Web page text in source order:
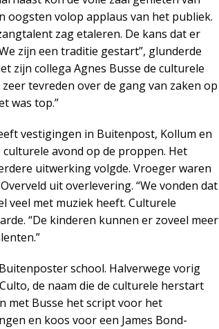
oogsten volop applaus van het publiek.
zag etaleren. De kans dat er
zijn een traditie gestart”, glunderde
zijn collega Agnes Busse de culturele
tevreden over de gang van zaken op
was top.”
vestigingen in Buitenpost, Kollum en
avond op de proppen. Het
uitwerking volgde. Vroeger waren
uit overlevering. “We vonden dat
veel met muziek heeft. Culturele
“De kinderen kunnen er zoveel meer
school. Halverwege vorig
de naam die de culturele herstart
met Busse het script voor het
en koos voor een James Bond-